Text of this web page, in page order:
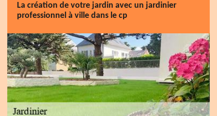
La création de votre jardin avec un jardinier
professionnel à ville dans le cp